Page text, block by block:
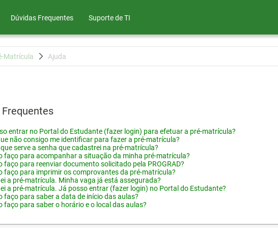
Dúvidas Frequentes Suporte de TI
Matrícula Ajuda
entrar no Portal do Estudante (fazer login) para efetuar a pré-matrícula?
não consigo me identificar para fazer a pré-matrícula?
serve a senha que cadastrei na pré-matrícula?
faço para acompanhar a situação da minha pré-matrícula?
faço para reenviar documento solicitado pela PROGRAD?
faço para imprimir os comprovantes da pré-matrícula?
a pré-matrícula. Minha vaga já está assegurada?
a pré-matrícula. Já posso entrar (fazer login) no Portal do Estudante?
faço para saber a data de início das aulas?
faço para saber o horário e o local das aulas?